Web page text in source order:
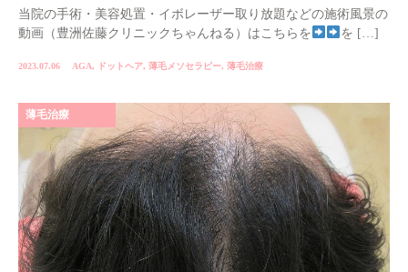
当院の手術・美容処置・イボレーザー取り放題などの施術風景の
動画（豊洲佐藤クリニックちゃんねる）はこちらを
を […]
2023.07.06 AGA, ドットヘア, 薄毛メソセラピー, 薄毛治療
薄毛治療